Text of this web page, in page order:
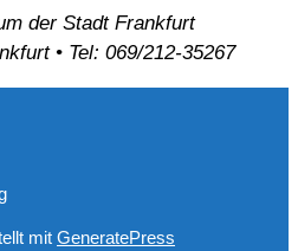
der Stadt Frankfurt
• Tel: 069/212-35267
mit GeneratePress